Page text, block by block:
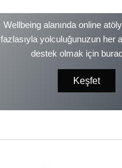
Wellbeing alanında online
fazlasıyla yolculuğunuzun her
destek olmak için
Keşfet